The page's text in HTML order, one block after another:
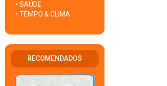
• SAÚDE
• TEMPO & CLIMA
RECOMENDADOS